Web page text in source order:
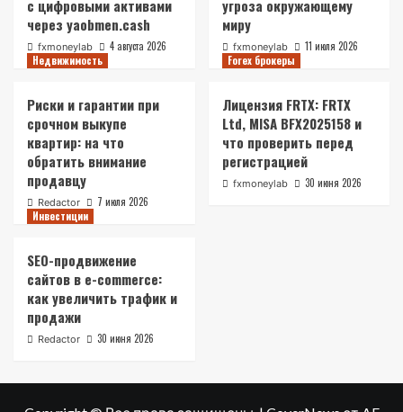
с цифровыми активами
через yaobmen.cash
fxmoneylab 4 августа 2026
угроза окружающему
миру
fxmoneylab
11 июля 2026
Недвижимость
Риски и гарантии при
срочном выкупе
квартир: на что
обратить внимание
продавцу
Redactor 7 июля 2026
Forex брокеры
Лицензия FRTX: FRTX
Ltd, MISA BFX2025158 и
что проверить перед
регистрацией
fxmoneylab 30 июня 2026
Инвестиции
SEO-продвижение
сайтов в e-commerce:
как увеличить трафик и
продажи
Redactor 30 июня 2026